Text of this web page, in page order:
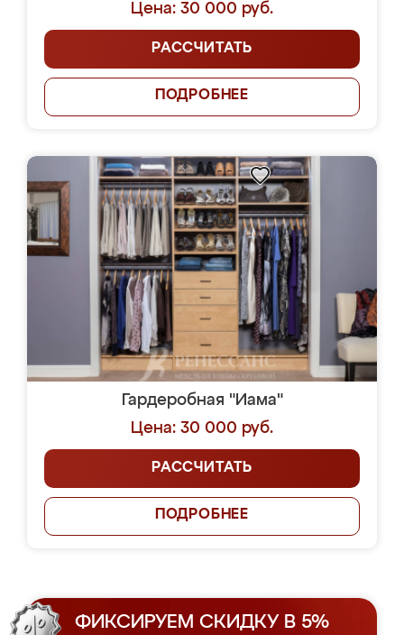
Цена: 30 000 руб.
РАССЧИТАТЬ
ПОДРОБНЕЕ
Гардеробная "Иама"
Цена: 30 000 руб.
РАССЧИТАТЬ
ПОДРОБНЕЕ
ФИКСИРУЕМ СКИДКУ В 5%